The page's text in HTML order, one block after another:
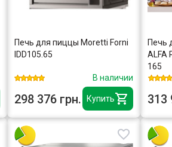
Купить
Печь для пиццы Moretti Forni
IDD105.65
В наличии
298 376 грн.
Печь
ALFA
165
313